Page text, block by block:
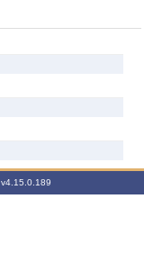
v4.15.0.189